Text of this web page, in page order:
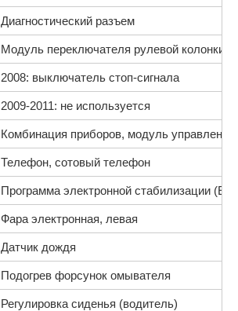
Диагностический разъем
Модуль переключателя рулевой колонки
2008: выключатель стоп-сигнала
2009-2011: не используется
Комбинация приборов, модуль
Телефон, сотовый телефон
Программа электронной стабилизации
Фара электронная, левая
Датчик дождя
Подогрев форсунок омывателя
Регулировка сиденья (водитель)